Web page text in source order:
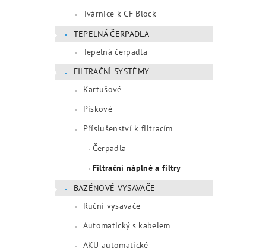
Tvárnice k CF Block
TEPELNÁ ČERPADLA
Tepelná čerpadla
FILTRAČNÍ SYSTÉMY
Kartušové
Pískové
Příslušenství k filtracím
Čerpadla
Filtrační náplně a filtry
BAZÉNOVÉ VYSAVAČE
Ruční vysavače
Automatický s kabelem
AKU automatické